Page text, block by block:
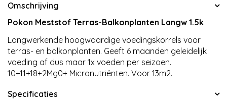
Omschrijving
Pokon Meststof Terras-Balkonplanten Langw 1.5k
Langwerkende hoogwaardige voedingskorrels voor
terras- en balkonplanten. Geeft 6 maanden geleidelijk
voeding af dus maar 1x voeden per seizoen.
10+11+18+2Mg0+ Micronutriënten. Voor 13m2.
Specificaties